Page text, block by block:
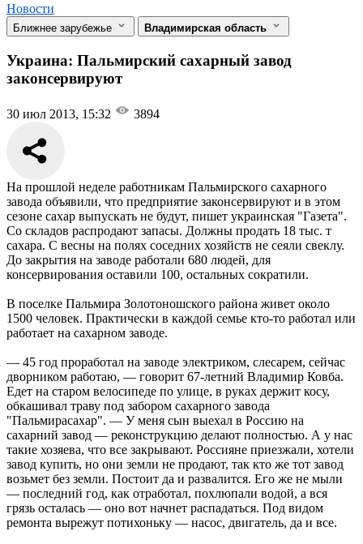
Новости
Ближнее зарубежье Владимирская область
Украина: Пальмирский сахарный завод
законсервируют
30 июл 2013, 15:32 3894
На прошлой неделе работникам Пальмирского сахарного
завода объявили, что предприятие законсервируют и в этом
сезоне сахар выпускать не будут, пишет украинская "Газета".
Со складов распродают запасы. Должны продать 18 тыс. т
сахара. С весны на полях соседних хозяйств не сеяли свеклу.
До закрытия на заводе работали 680 людей, для
консервирования оставили 100, остальных сократили.
В поселке Пальмира Золотоношского района живет около
1500 человек. Практически в каждой семье кто-то работал или
работает на сахарном заводе.
— 45 год проработал на заводе электриком, слесарем, сейчас
дворником работаю, — говорит 67-летний Владимир Ковба.
Едет на старом велосипеде по улице, в руках держит косу,
обкашивал траву под забором сахарного завода
"Пальмирасахар". — У меня сын выехал в Россию на
сахарний завод — реконструкцию делают полностью. А у нас
такие хозяева, что все закрывают. Россияне приезжали, хотели
завод купить, но они земли не продают, так кто же тот завод
возьмет без земли. Постоит да и развалится. Его же не мыли
— последний год, как отработал, похлюпали водой, а вся
грязь осталась — оно вот начнет распадаться. Под видом
ремонта вырежут потихоньку — насос, двигатель, да и все.